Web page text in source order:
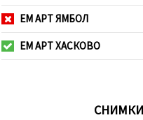
ЕМ АРТ ЯМБОЛ
ЕМ АРТ ХАСКОВО